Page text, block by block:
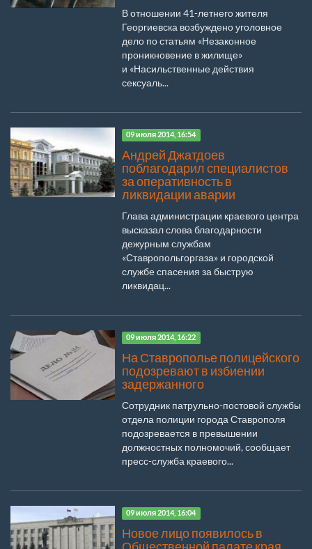
В отношении 41-летнего жителя
Георгиевска возбуждено уголовное
дело по статьям «Незаконное
проникновение в жилище»
и «Насильственные действия
сексуаль...
09 июля 2014, 16:54
Андрей Джатдоев
поблагодарил специалистов
за оперативность в
ликвидации аварии
Глава администрации краевого центра
высказал слова благодарности
дежурным службам
«Ставропольгоргаза» и городской
службе спасения за быструю
ликвидац...
09 июля 2014, 16:22
На Ставрополье полицейского
подозревают в избиении
задержанного
Сотрудник патрульно-постовой службы
отдела полиции города Ставрополя
подозревается в превышении
должностных полномочий, сообщает
пресс-служба краевого...
09 июля 2014, 16:04
Новое лицо появилось в